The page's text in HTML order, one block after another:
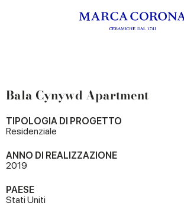
Bala Cynywd Apartment
TIPOLOGIA DI PROGETTO
Residenziale
ANNO DI REALIZZAZIONE
2019
PAESE
Stati Uniti